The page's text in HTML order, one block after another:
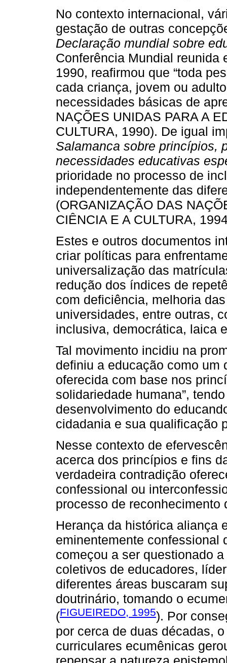
No contexto internacional,
gestação de outras
Declaração mundial sobre
Conferência Mundial reunida
1990, reafirmou que “toda
cada criança, jovem ou
necessidades básicas de
NAÇÕES UNIDAS PARA A
CULTURA, 1990). De igual
Salamanca sobre princípios,
necessidades educativas
prioridade no processo de
independentemente das
(ORGANIZAÇÃO DAS
CIÊNCIA E A CULTURA,
Estes e outros documentos
criar políticas para
universalização das
redução dos índices de
com deficiência, melhoria
universidades, entre outras,
inclusiva, democrática, laica
Tal movimento incidiu na
definiu a educação como um
oferecida com base nos
solidariedade humana”,
desenvolvimento do
cidadania e sua qualificação
Nesse contexto de
acerca dos princípios e fins
verdadeira contradição
confessional ou
processo de reconhecimento
Herança da histórica aliança
eminentemente confessional
começou a ser questionado
coletivos de educadores,
diferentes áreas buscaram
doutrinário, tomando o
(FIGUEIREDO, 1995). Por
por cerca de duas décadas,
curriculares ecumênicas